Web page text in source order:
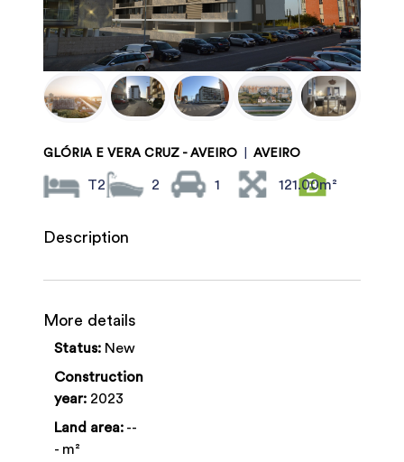
GLÓRIA E VERA CRUZ - AVEIRO AVEIRO
T2 2 1 121.00m²
Description
More details
Status: New
Construction
year: 2023
Land area: --
- m²